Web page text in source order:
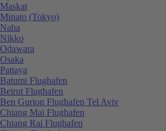
Maskat
Minato (Tokyo)
Naha
Nikko
Odawara
Osaka
Pattaya
Batumi Flughafen
Beirut Flughafen
Ben Gurion Flughafen Tel Aviv
Chiang Mai Flughafen
Chiang Rai Flughafen